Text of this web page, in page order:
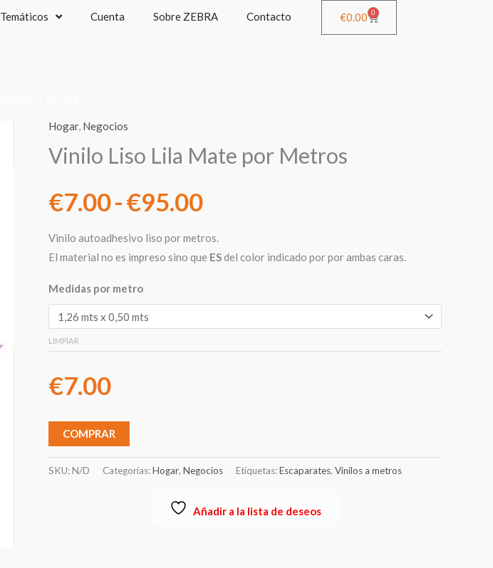
Temáticos Cuenta Sobre ZEBRA Contacto €0.00 0
Cart
Hogar, Negocios
Vinilo Liso Lila Mate por Metros
€7.00-€95.00
Rango
precios:
€7.00
Vinilo autoadhesivo liso por metros.
El material no es impreso sino que ESdel color indicado por por ambas caras.
Medidas por metro
LIMPIAR
€7.00
COMPRAR
SKU:N/D Categorías:Hogar, Negocios Etiquetas:Escaparates, Vinilos a metros
Añadir a la lista de deseos